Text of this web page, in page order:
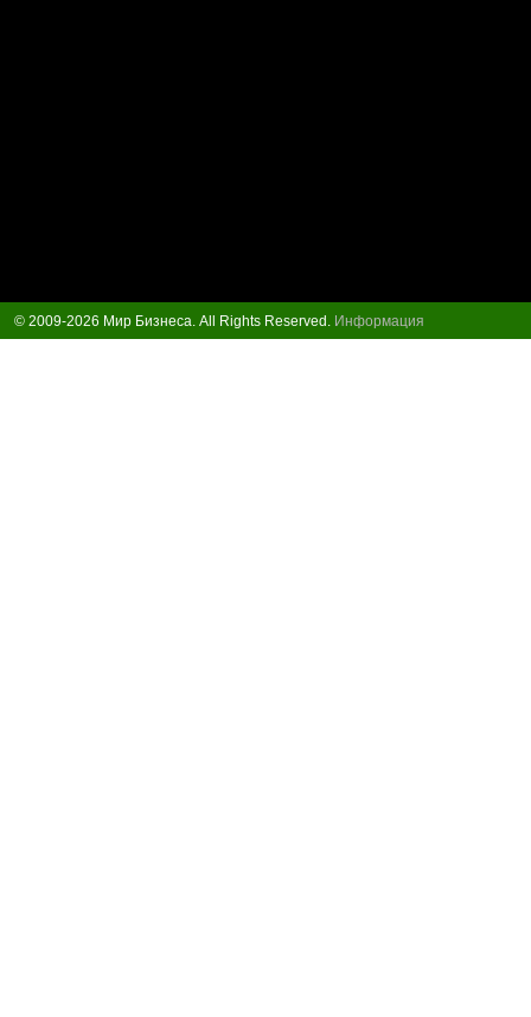
© 2009-2026 Мир Бизнеса. All Rights Reserved. Информация